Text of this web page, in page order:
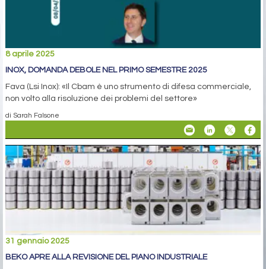
8 aprile 2025
INOX, DOMANDA DEBOLE NEL PRIMO SEMESTRE 2025
Fava (Lsi Inox): «Il Cbam è uno strumento di difesa commerciale,
non volto alla risoluzione dei problemi del settore»
di Sarah Falsone
31 gennaio 2025
BEKO APRE ALLA REVISIONE DEL PIANO INDUSTRIALE